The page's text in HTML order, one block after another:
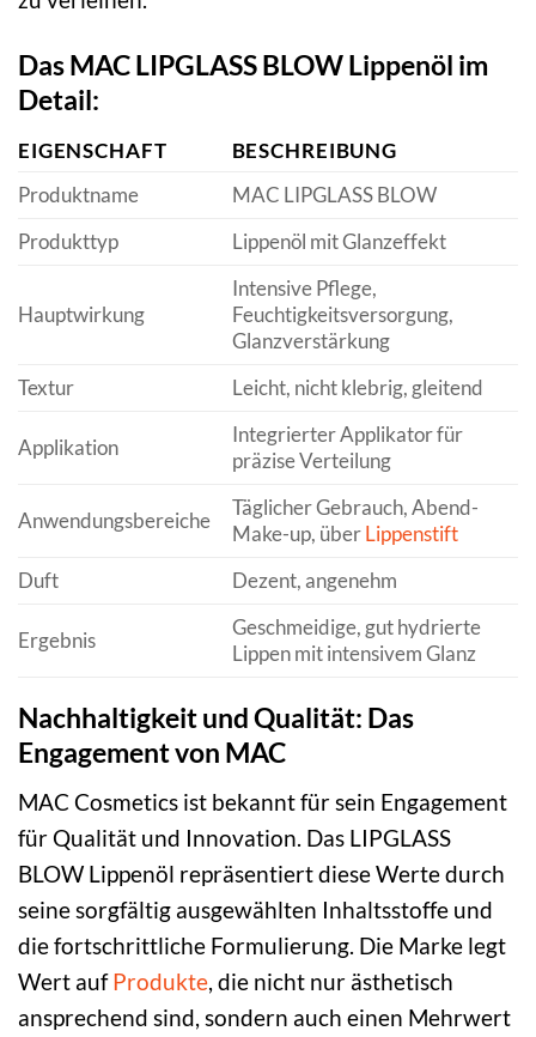
Das MAC LIPGLASS BLOW Lippenöl im
Detail:
EIGENSCHAFT
BESCHREIBUNG
Produktname
MAC LIPGLASS BLOW
Produkttyp
Lippenöl mit Glanzeffekt
Hauptwirkung
Intensive Pflege,
Feuchtigkeitsversorgung,
Glanzverstärkung
Textur
Leicht, nicht klebrig, gleitend
Applikation
Integrierter Applikator für
präzise Verteilung
Anwendungsbereiche
Täglicher Gebrauch, Abend-
Make-up, überLippenstift
Duft
Dezent, angenehm
Ergebnis
Geschmeidige, gut hydrierte
Lippen mit intensivem Glanz
Nachhaltigkeit und Qualität: Das
Engagement von MAC
MAC Cosmetics ist bekannt für sein Engagement
für Qualität und Innovation. Das LIPGLASS
BLOW Lippenöl repräsentiert diese Werte durch
seine sorgfältig ausgewählten Inhaltsstoffe und
die fortschrittliche Formulierung. Die Marke legt
Wert aufProdukte, die nicht nur ästhetisch
ansprechend sind, sondern auch einen Mehrwert